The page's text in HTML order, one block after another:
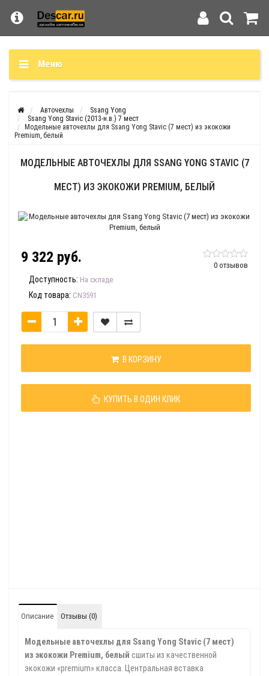
Меню
Авточехлы
Ssang Yong
Ssang Yong Stavic (2013-н.в.) 7 мест
Модельные авточехлы для Ssang Yong Stavic (7 мест) из экокожи
Premium, белый
МОДЕЛЬНЫЕ АВТОЧЕХЛЫ ДЛЯ SSANG YONG STAVIC (7
МЕСТ) ИЗ ЭКОКОЖИ PREMIUM, БЕЛЫЙ
0 отзывов
9 322 руб.
Доступность: На складе
Код товара: CN3591
В КОРЗИНУ
КУПИТЬ В ОДИН КЛИК
Описание Отзывы (0)
Модельные авточехлы для Ssang Yong Stavic (7 мест)
из экокожи Premium, белый сшиты из качественной
экокожи «premium» класса. Центральная вставка